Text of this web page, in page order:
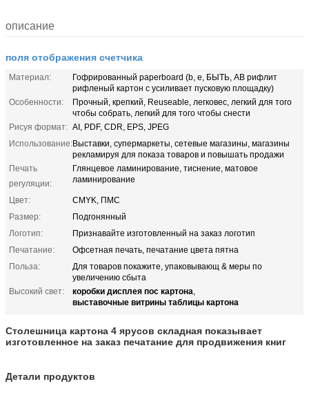
описание
поля отображения счетчика
Материал:
Гофрированный paperboard (b, e, БЫТЬ, AB рифлит
рифленый картон с усиливает пусковую площадку)
Особенности:
Прочный, крепкий, Reuseable, легковес, легкий для того
чтобы собрать, легкий для того чтобы снести
Рисуя формат: AI, PDF, CDR, EPS, JPEG
Использование:Выставки, супермаркеты, сетевые магазины, магазины
рекламируя для показа товаров и повышать продажи
Печать
регуляции:
Глянцевое ламинирование, тиснение, матовое
ламинирование
Цвет:
CMYK, ПМС
Размер:
Подгонянный
Логотип:
Признавайте изготовленный на заказ логотип
Печатание:
Офсетная печать, печатание цвета пятна
Польза:
Для товаров покажите, упаковывающ & меры по
увеличению сбыта
Высокий свет:
коробки дисплея пос картона,
выставочные витрины таблицы картона
Столешница картона 4 ярусов складная показывает
изготовленное на заказ печатание для продвижения книг
Детали продуктов